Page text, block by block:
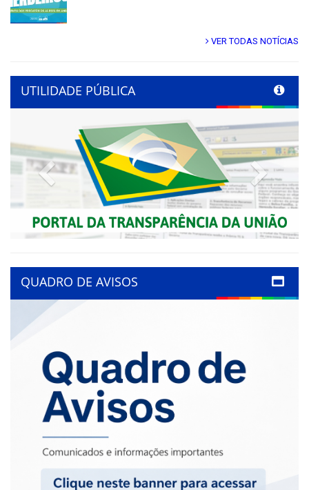
VER TODAS NOTÍCIAS
UTILIDADE PÚBLICA
Previous Next
QUADRO DE AVISOS